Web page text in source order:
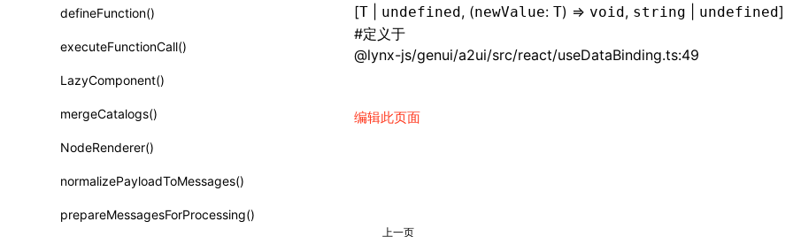
函数: createRef()
函数: forwardRef()
函数: Fragment()
函数: GlobalPropsConsumer()
函数: GlobalPropsProvider()
函数: InitDataConsumer()
函数: InitDataProvider()
defineFunction()
executeFunctionCall()
LazyComponent()
mergeCatalogs()
NodeRenderer()
normalizePayloadToMessages()
prepareMessagesForProcessing()
[T undefined, (newValue: T) => void, string undefined]
#定义于
@lynx-js/genui/a2ui/src/react/useDataBinding.ts:49
编辑此页面
上一页